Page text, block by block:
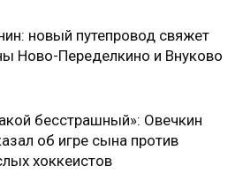
новый путепровод свяжет
Ново-Переделкино и Внуково
бесстрашный»: Овечкин
об игре сына против
хоккеистов